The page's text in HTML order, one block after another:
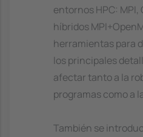
entornos HPC: MPI,
híbridos
herramientas para
los principales
afectar tanto a la
programas como a
También se